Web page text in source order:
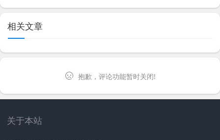
相关文章
抱歉，评论功能暂时关闭!
关于本站